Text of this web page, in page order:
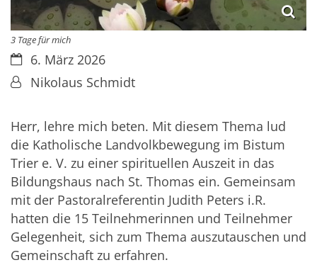
3 Tage für mich
Datum:6. März 2026
Von:Nikolaus Schmidt
Herr, lehre mich beten. Mit diesem Thema lud
die Katholische Landvolkbewegung im Bistum
Trier e. V. zu einer spirituellen Auszeit in das
Bildungshaus nach St. Thomas ein. Gemeinsam
mit der Pastoralreferentin Judith Peters i.R.
hatten die 15 Teilnehmerinnen und Teilnehmer
Gelegenheit, sich zum Thema auszutauschen und
Gemeinschaft zu erfahren.